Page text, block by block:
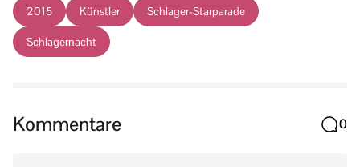
2015 Künstler Schlager-Starparade
Schlagernacht
Kommentare 0